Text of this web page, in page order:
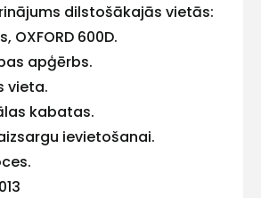
dilstošākajās vietās:
OXFORD 600D.
apģērbs.
vieta.
kabatas.
ievietošanai.
E-pasts
Kontakttālrunis